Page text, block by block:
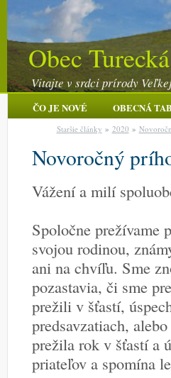
Obec Turecká
Vitajte v srdci prírody
ČO JE NOVÉ OBECNÁ
Novoročný
Staršie články » 2020 »
Vážení a milí
Spoločne prežívame
svojou rodinou,
ani na chvíľu. Sme
pozastavia, či sme
prežili v šťastí,
predsavzatiach,
prežila rok v šťastí a
priateľov a spomína